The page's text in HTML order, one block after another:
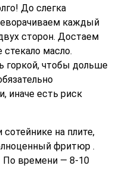
До слегка
каждый
сторон. Достаем
масло.
горкой, чтобы дольше
иначе есть риск
на плите,
фритюр .
времени — 8-10